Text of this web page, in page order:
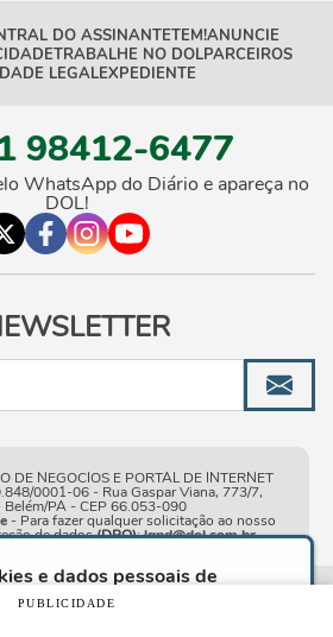
e dados pessoais de
Termos de Uso e Política
ao continuar navegando neste
DO ASSINANTETEM!ANUNCIE
TRABALHE NO DOLPARCEIROS
LEGALEXPEDIENTE
98412-6477
WhatsApp do Diário e apareça no
DOL!
DE NEGOCIOS E PORTAL DE INTERNET
0001-06 - Rua Gaspar Viana, 773/7,
Belém/PA - CEP 66.053-090
- Para fazer qualquer solicitação ao nosso
de dados(DPO):lgpd@dol.com.br.
| © Copyright 2010-2026 DOL - Diário
PUBLICIDADE